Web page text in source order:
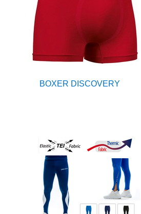
BOXER DISCOVERY